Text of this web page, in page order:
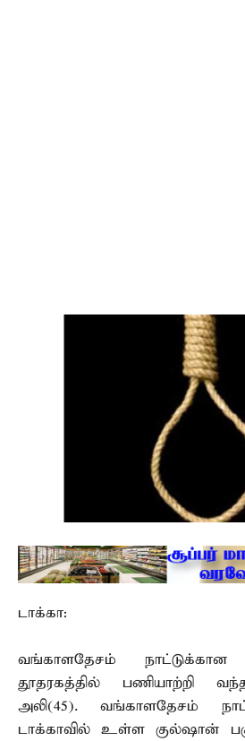
டாக்கா:
வங்காளதேசம் நாட்டுக்கான
தூதரகத்தில் பணியாற்றி
அலி(45). வங்காளதேசம்
டாக்காவில் உள்ள குல்ஷான்